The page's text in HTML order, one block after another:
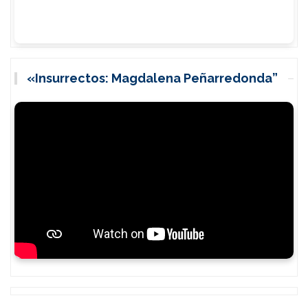
«Insurrectos: Magdalena Peñarredonda”